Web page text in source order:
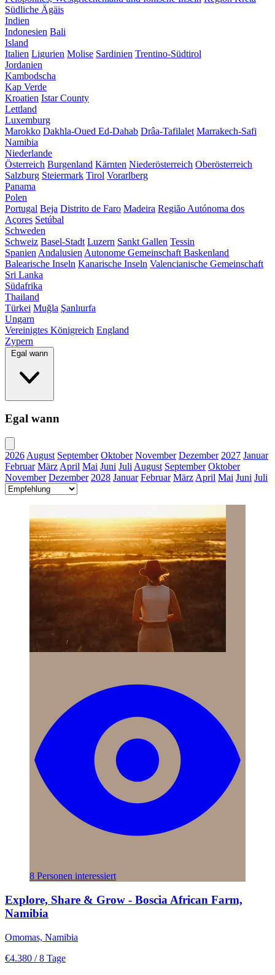
Südliche Ägäis
Indien
Indonesien Bali
Island
Italien Ligurien Molise Sardinien Trentino-Südtirol
Jordanien
Kambodscha
Kap Verde
Kroatien Istar County
Lettland
Luxemburg
Marokko Dakhla-Oued Ed-Dahab Drâa-Tafilalet Marrakech-Safi
Namibia
Niederlande
Österreich Burgenland Kärnten Niederösterreich Oberösterreich
Salzburg Steiermark Tirol Vorarlberg
Panama
Polen
Portugal Beja Distrito de Faro Madeira Região Autónoma dos
Açores Setúbal
Schweden
Schweiz Basel-Stadt Luzern Sankt Gallen Tessin
Spanien Andalusien Autonome Gemeinschaft Baskenland
Balearische Inseln Kanarische Inseln Valencianische Gemeinschaft
Sri Lanka
Südafrika
Thailand
Türkei Muğla Şanlıurfa
Ungarn
Vereinigtes Königreich England
Zypern
Egal wann
Egal wann
2026 August September Oktober November Dezember 2027 Januar
Februar März April Mai Juni Juli August September Oktober
November Dezember 2028 Januar Februar März April Mai Juni Juli
8 Personen interessiert
Explore, Share & Grow - Boscia African Farm,
Namibia
Omomas, Namibia
€4.380 / 8 Tage